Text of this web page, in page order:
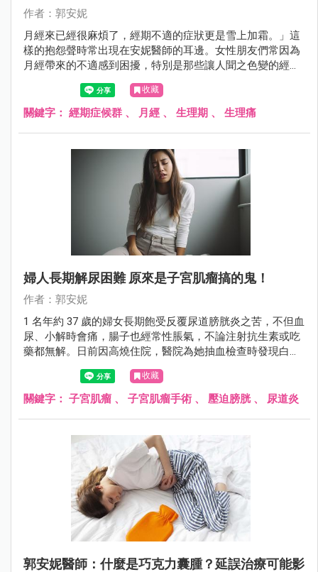
作者：郭安妮
月經來已經很麻煩了，經期不適的症狀更是雪上加霜。」這
樣的抱怨聲時常出現在安妮醫師的耳邊。女性朋友們常因為
月經帶來的不適感到困擾，特別是那些讓人聞之色變的經期
症候群，在年齡介於 20 ~ 40 歲之間更是常見，尤其是在 25
~ 35 歲這個年齡段達到高峰。在這裡，安妮醫師將與大家分
享一些能夠幫助你揮別生理不適、重拾好氣色的建議。
收藏
關鍵字： 經期症候群 、 月經 、 生理期 、 生理痛
婦人長期解尿困難 原來是子宮肌瘤搞的鬼！
作者：郭安妮
1 名年約 37 歲的婦女長期飽受反覆尿道膀胱炎之苦，不但血
尿、小解時會痛，腸子也經常性脹氣，不論注射抗生素或吃
藥都無解。日前因高燒住院，醫院為她抽血檢查時發現白血
球數超標，血液裡滿佈細菌，同時檢查出她子宮裡長有 7、8
顆大小不一的肌瘤，其中 1 顆大約 8 公分大，向外壓迫到膀
胱和尿道，造成頻尿、排尿困難；另 1 顆壓迫到腸子，造成
收藏
關鍵字： 子宮肌瘤 、 子宮肌瘤手術 、 壓迫膀胱、 尿道炎
郭安妮醫師：什麼是巧克力囊腫？延誤治療可能影